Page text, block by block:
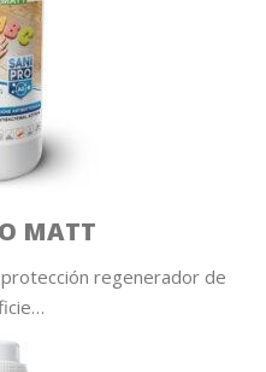
MATT
regenerador de